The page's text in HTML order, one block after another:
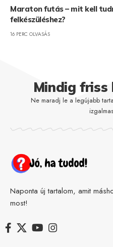
Maraton futás – mit kell
felkészüléshez?
16 PERC OLVASÁS
Mindig friss
Ne maradj le a legújabb
Naponta új tartalom, amit
most!